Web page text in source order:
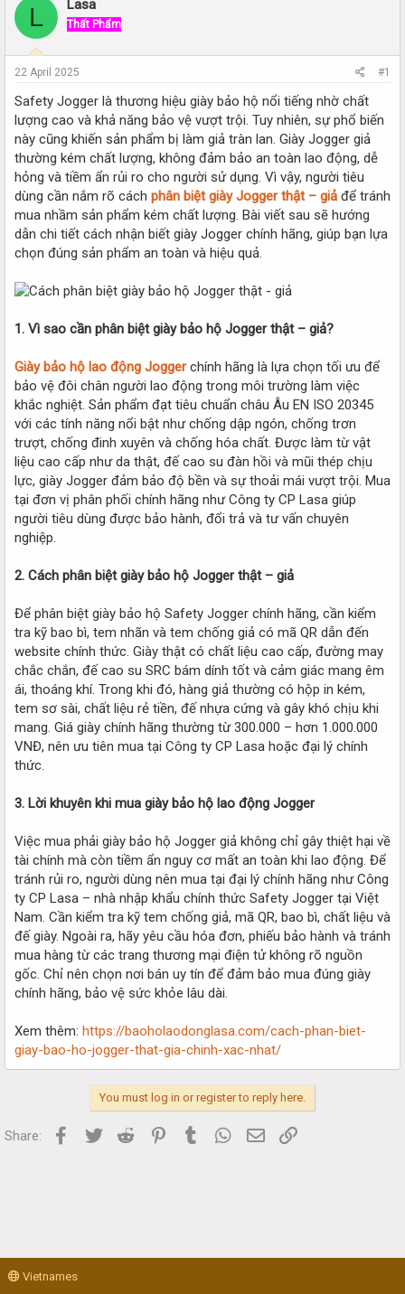
a
s
a
r
e
r
r
t
a
e
L Lasa
Thất Phẩm
22 April 2025 #1
Safety Jogger là thương hiệu giày bảo hộ nổi tiếng nhờ chất
lượng cao và khả năng bảo vệ vượt trội. Tuy nhiên, sự phổ biến
này cũng khiến sản phẩm bị làm giả tràn lan. Giày Jogger giả
thường kém chất lượng, không đảm bảo an toàn lao động, dễ
hỏng và tiềm ẩn rủi ro cho người sử dụng. Vì vậy, người tiêu
dùng cần nắm rõ cách phân biệt giày Jogger thật – giả để tránh
mua nhầm sản phẩm kém chất lượng. Bài viết sau sẽ hướng
dẫn chi tiết cách nhận biết giày Jogger chính hãng, giúp bạn lựa
chọn đúng sản phẩm an toàn và hiệu quả.
1. Vì sao cần phân biệt giày bảo hộ Jogger thật – giả?
Giày bảo hộ lao động Joggerchính hãng là lựa chọn tối ưu để
bảo vệ đôi chân người lao động trong môi trường làm việc
khắc nghiệt. Sản phẩm đạt tiêu chuẩn châu Âu EN ISO 20345
với các tính năng nổi bật như chống dập ngón, chống trơn
trượt, chống đinh xuyên và chống hóa chất. Được làm từ vật
liệu cao cấp như da thật, đế cao su đàn hồi và mũi thép chịu
lực, giày Jogger đảm bảo độ bền và sự thoải mái vượt trội. Mua
tại đơn vị phân phối chính hãng như Công ty CP Lasa giúp
người tiêu dùng được bảo hành, đổi trả và tư vấn chuyên
nghiệp.
2. Cách phân biệt giày bảo hộ Jogger thật – giả
Để phân biệt giày bảo hộ Safety Jogger chính hãng, cần kiểm
tra kỹ bao bì, tem nhãn và tem chống giả có mã QR dẫn đến
website chính thức. Giày thật có chất liệu cao cấp, đường may
chắc chắn, đế cao su SRC bám dính tốt và cảm giác mang êm
ái, thoáng khí. Trong khi đó, hàng giả thường có hộp in kém,
tem sơ sài, chất liệu rẻ tiền, đế nhựa cứng và gây khó chịu khi
mang. Giá giày chính hãng thường từ 300.000 – hơn 1.000.000
VNĐ, nên ưu tiên mua tại Công ty CP Lasa hoặc đại lý chính
thức.
3. Lời khuyên khi mua giày bảo hộ lao động Jogger
Việc mua phải giày bảo hộ Jogger giả không chỉ gây thiệt hại về
tài chính mà còn tiềm ẩn nguy cơ mất an toàn khi lao động. Để
tránh rủi ro, người dùng nên mua tại đại lý chính hãng như Công
ty CP Lasa – nhà nhập khẩu chính thức Safety Jogger tại Việt
Nam. Cần kiểm tra kỹ tem chống giả, mã QR, bao bì, chất liệu và
đế giày. Ngoài ra, hãy yêu cầu hóa đơn, phiếu bảo hành và tránh
mua hàng từ các trang thương mại điện tử không rõ nguồn
gốc. Chỉ nên chọn nơi bán uy tín để đảm bảo mua đúng giày
chính hãng, bảo vệ sức khỏe lâu dài.
Xem thêm: https://baoholaodonglasa.com/cach-phan-biet-
giay-bao-ho-jogger-that-gia-chinh-xac-nhat/
You must log in or register to reply here.
Share: Facebook
Twitter Reddit PinterestTumblr WhatsApp
Email
Vietnames